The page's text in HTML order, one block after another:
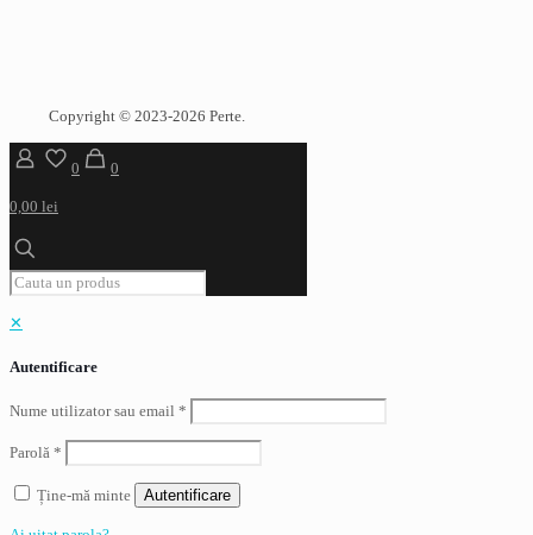
Copyright © 2023-2026 Perte.
0 0
0,00 lei
✕
Autentificare
Nume utilizator sau email *
Parolă *
Ține-mă minte Autentificare